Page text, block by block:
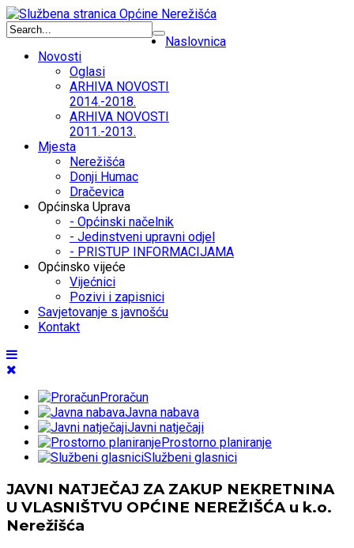
Naslovnica
Novosti
Oglasi
ARHIVA NOVOSTI
2014.-2018.
ARHIVA NOVOSTI
2011.-2013.
Mjesta
Nerežišća
Donji Humac
Dračevica
Općinska Uprava
- Općinski načelnik
- Jedinstveni upravni odjel
- PRISTUP INFORMACIJAMA
Općinsko vijeće
Vijećnici
Pozivi i zapisnici
Savjetovanje s javnošću
Kontakt
Proračun
Javna nabava
Javni natječaji
Prostorno planiranje
Službeni glasnici
JAVNI NATJEČAJ ZA ZAKUP NEKRETNINA
U VLASNIŠTVU OPĆINE NEREŽIŠĆA u k.o.
Nerežišća